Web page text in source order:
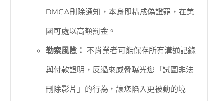
DMCA刪除通知，本身即構成偽證罪，在美
國可處以高額罰金。
勒索風險： 不肖業者可能保存所有溝通記錄
與付款證明，反過來威脅曝光您「試圖非法
刪除影片」的行為，讓您陷入更被動的境